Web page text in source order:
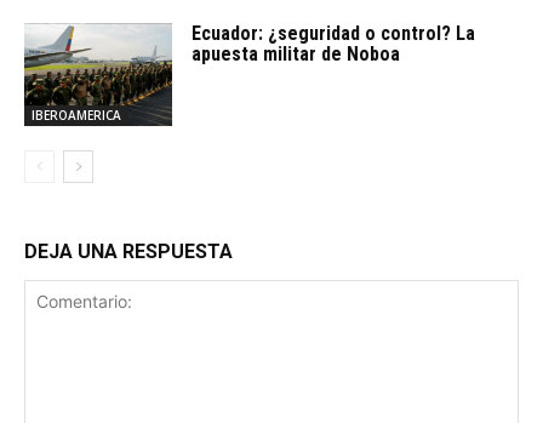
IBEROAMERICA
Ecuador: ¿seguridad o control? La
apuesta militar de Noboa
DEJA UNA RESPUESTA